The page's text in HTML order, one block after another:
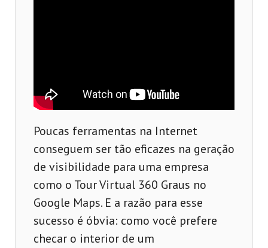
Poucas ferramentas na Internet
conseguem ser tão eficazes na geração
de visibilidade para uma empresa
como o Tour Virtual 360 Graus no
Google Maps. E a razão para esse
sucesso é óbvia: como você prefere
checar o interior de um